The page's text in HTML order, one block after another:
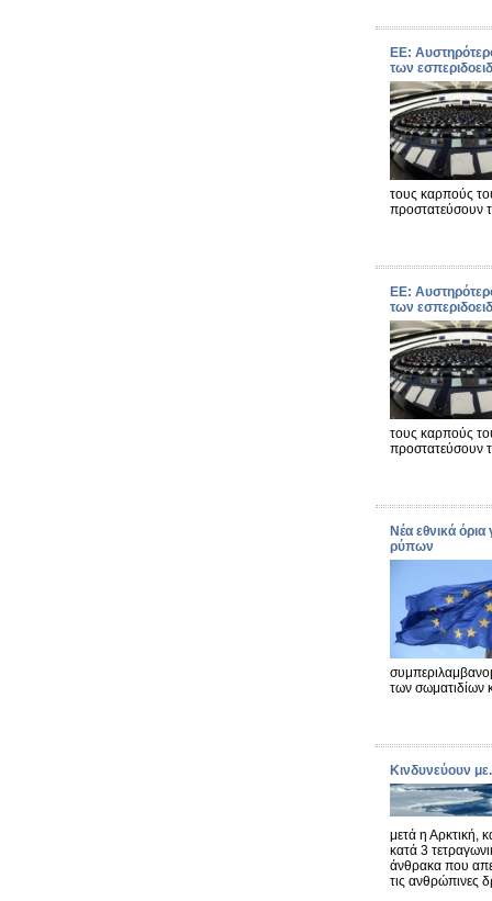
ΕΕ:
των
τους καρπούς
προστατεύσουν
ΕΕ:
των
τους καρπούς
προστατεύσουν
Νέα εθνικά
ρύπων
των σωματιδίων
Κινδυνεύουν
μετά η Αρκτική,
κατά 3
άνθρακα που
τις ανθρώπινες